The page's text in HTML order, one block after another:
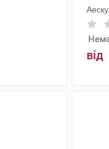
від